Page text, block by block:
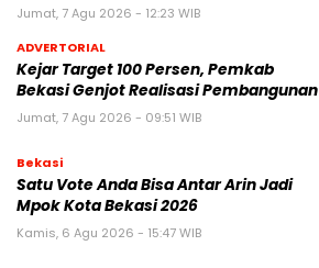
Jumat, 7 Agu 2026 - 12:23 WIB
ADVERTORIAL
Kejar Target 100 Persen, Pemkab
Bekasi Genjot Realisasi Pembangunan
Jumat, 7 Agu 2026 - 09:51 WIB
Bekasi
Satu Vote Anda Bisa Antar Arin Jadi
Mpok Kota Bekasi 2026
Kamis, 6 Agu 2026 - 15:47 WIB